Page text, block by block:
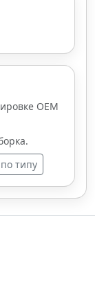
OEM
типу